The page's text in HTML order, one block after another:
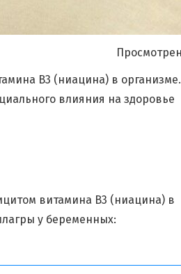
B3 (ниацина) в
влияния на здоровье
витамина B3 (ниацина) в
у беременных: